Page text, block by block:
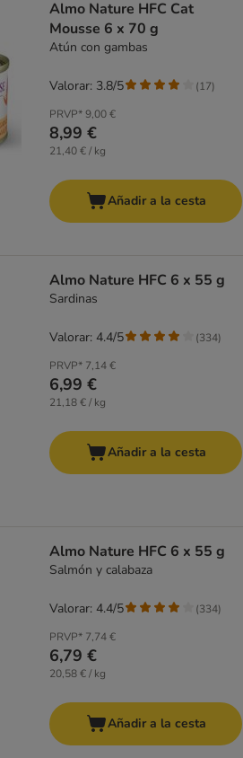
Almo Nature HFC Cat
Mousse 6 x 70 g
Atún con gambas
PRVP*9,00 €
8,99 €
21,40 € / kg
Valorar: 3.8/5 (17)
Añadir a la cesta
Almo Nature HFC 6 x 55 g
Sardinas
PRVP* 7,14 €
6,99 €
21,18 € / kg
Valorar: 4.4/5 (334)
Añadir a la cesta
Almo Nature HFC 6 x 55 g
Salmón y calabaza
PRVP* 7,74 €
6,79 €
20,58 € / kg
Valorar: 4.4/5 (334)
Añadir a la cesta